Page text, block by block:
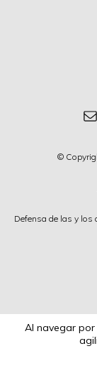
Al navegar por
©
Defensa de las y los